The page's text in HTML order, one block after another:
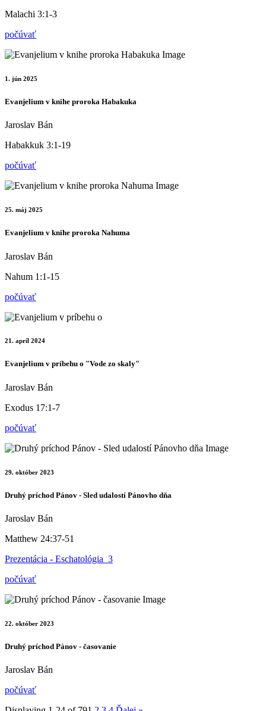
Malachi 3:1-3
počúvať
1. jún 2025
Evanjelium v knihe proroka Habakuka
Jaroslav Bán
Habakkuk 3:1-19
počúvať
25. máj 2025
Evanjelium v knihe proroka Nahuma
Jaroslav Bán
Nahum 1:1-15
počúvať
21. apríl 2024
Evanjelium v príbehu o "Vode zo skaly"
Jaroslav Bán
Exodus 17:1-7
počúvať
29. október 2023
Druhý príchod Pánov - Sled udalostí Pánovho dňa
Jaroslav Bán
Matthew 24:37-51
Prezentácia - Eschatológia_3
počúvať
22. október 2023
Druhý príchod Pánov - časovanie
Jaroslav Bán
počúvať